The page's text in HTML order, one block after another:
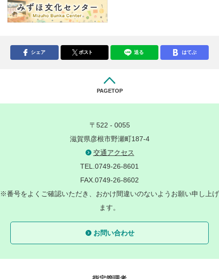
シェア ポスト 送る はてぶ
PAGETOP
〒522 - 0055
滋賀県彦根市野瀬町187-4
交通アクセス
TEL.0749-26-8601
FAX.0749-26-8602
※番号をよくご確認いただき、おかけ間違いのないようお願い申し上げ
ます。
お問い合わせ